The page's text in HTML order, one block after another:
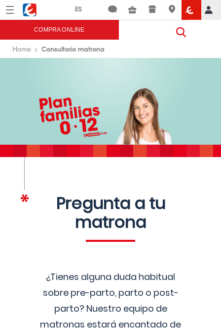
Menú Eroski
COMPRA ONLINE
Home Consultorio matrona
Pregunta a tu
matrona
¿Tienes alguna duda habitual
sobre pre-parto, parto o post-
parto? Nuestro equipo de
matronas estará encantado de